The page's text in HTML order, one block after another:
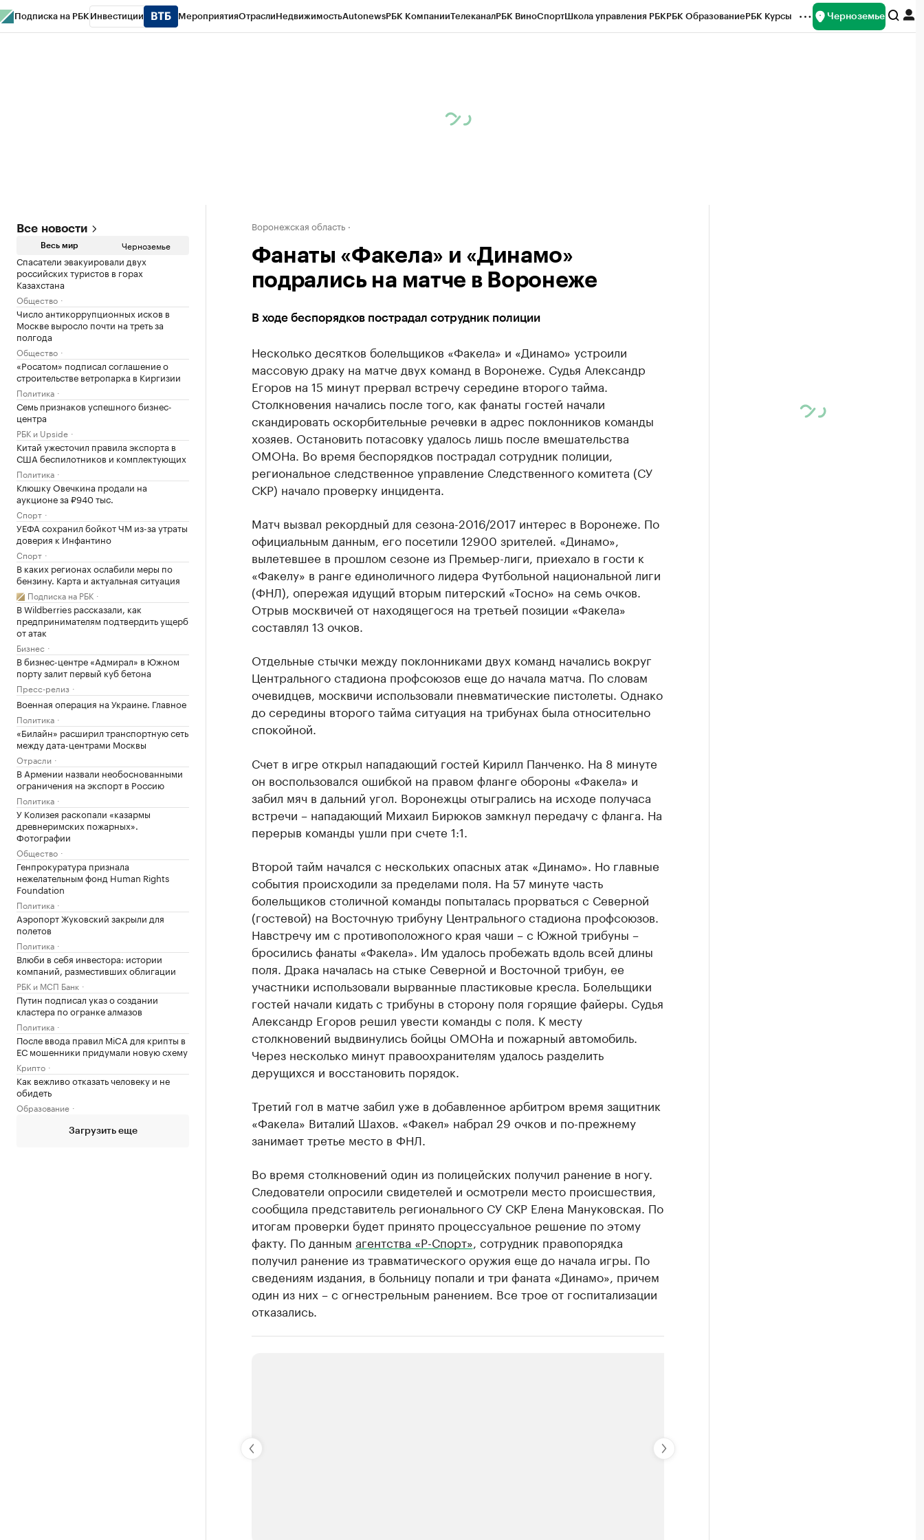
Подписка на РБК Инвестиции МероприятияОтраслиНедвижимостьAutonewsРБК КомпанииТелеканалРБК ВиноСпортШкола управления РБКРБК ОбразованиеРБК Курсы Черноземье
Все новости
Весь мир Черноземье
Спасатели эвакуировали двух
российских туристов в горах
Казахстана
Общество
Число антикоррупционных исков в
Москве выросло почти на треть за
полгода
Общество
«Росатом» подписал соглашение о
строительстве ветропарка в Киргизии
Политика
Семь признаков успешного бизнес-
центра
РБК и Upside
Китай ужесточил правила экспорта в
США беспилотников и комплектующих
Политика
Клюшку Овечкина продали на
аукционе за ₽940 тыс.
Спорт
УЕФА сохранил бойкот ЧМ из-за утраты
доверия к Инфантино
Спорт
В каких регионах ослабили меры по
бензину. Карта и актуальная ситуация
Подписка на РБК
В Wildberries рассказали, как
предпринимателям подтвердить ущерб
от атак
Бизнес
В бизнес-центре «Адмирал» в Южном
порту залит первый куб бетона
Пресс-релиз
Военная операция на Украине. Главное
Политика
«Билайн» расширил транспортную сеть
между дата-центрами Москвы
Отрасли
В Армении назвали необоснованными
ограничения на экспорт в Россию
Политика
У Колизея раскопали «казармы
древнеримских пожарных».
Фотографии
Общество
Генпрокуратура признала
нежелательным фонд Human Rights
Foundation
Политика
Аэропорт Жуковский закрыли для
полетов
Политика
Влюби в себя инвестора: истории
компаний, разместивших облигации
РБК и МСП Банк
Путин подписал указ о создании
кластера по огранке алмазов
Политика
После ввода правил MiCA для крипты в
ЕС мошенники придумали новую схему
Крипто
Как вежливо отказать человеку и не
обидеть
Образование
Загрузить еще
Воронежская область
Фанаты «Факела» и «Динамо»
подрались на матче в Воронеже
В ходе беспорядков пострадал сотрудник полиции
Несколько десятков болельщиков «Факела» и «Динамо» устроили
массовую драку на матче двух команд в Воронеже. Судья Александр
Егоров на 15 минут прервал встречу середине второго тайма.
Столкновения начались после того, как фанаты гостей начали
скандировать оскорбительные речевки в адрес поклонников команды
хозяев. Остановить потасовку удалось лишь после вмешательства
ОМОНа. Во время беспорядков пострадал сотрудник полиции,
региональное следственное управление Следственного комитета (СУ
СКР) начало проверку инцидента.
Матч вызвал рекордный для сезона-2016/2017 интерес в Воронеже. По
официальным данным, его посетили 12900 зрителей. «Динамо»,
вылетевшее в прошлом сезоне из Премьер-лиги, приехало в гости к
«Факелу» в ранге единоличного лидера Футбольной национальной лиги
(ФНЛ), опережая идущий вторым питерский «Тосно» на семь очков.
Отрыв москвичей от находящегося на третьей позиции «Факела»
составлял 13 очков.
Отдельные стычки между поклонниками двух команд начались вокруг
Центрального стадиона профсоюзов еще до начала матча. По словам
очевидцев, москвичи использовали пневматические пистолеты. Однако
до середины второго тайма ситуация на трибунах была относительно
спокойной.
Счет в игре открыл нападающий гостей Кирилл Панченко. На 8 минуте
он воспользовался ошибкой на правом фланге обороны «Факела» и
забил мяч в дальний угол. Воронежцы отыгрались на исходе получаса
встречи – нападающий Михаил Бирюков замкнул передачу с фланга. На
перерыв команды ушли при счете 1:1.
Второй тайм начался с нескольких опасных атак «Динамо». Но главные
события происходили за пределами поля. На 57 минуте часть
болельщиков столичной команды попыталась прорваться с Северной
(гостевой) на Восточную трибуну Центрального стадиона профсоюзов.
Навстречу им с противоположного края чаши – с Южной трибуны –
бросились фанаты «Факела». Им удалось пробежать вдоль всей длины
поля. Драка началась на стыке Северной и Восточной трибун, ее
участники использовали вырванные пластиковые кресла. Болельщики
гостей начали кидать с трибуны в сторону поля горящие файеры. Судья
Александр Егоров решил увести команды с поля. К месту
столкновений выдвинулись бойцы ОМОНа и пожарный автомобиль.
Через несколько минут правоохранителям удалось разделить
дерущихся и восстановить порядок.
Третий гол в матче забил уже в добавленное арбитром время защитник
«Факела» Виталий Шахов. «Факел» набрал 29 очков и по-прежнему
занимает третье место в ФНЛ.
Во время столкновений один из полицейских получил ранение в ногу.
Следователи опросили свидетелей и осмотрели место происшествия,
сообщила представитель регионального СУ СКР Елена Мануковская. По
итогам проверки будет принято процессуальное решение по этому
факту. По данным агентства «Р-Спорт» , сотрудник правопорядка
получил ранение из травматического оружия еще до начала игры. По
сведениям издания, в больницу попали и три фаната «Динамо», причем
один из них – с огнестрельным ранением. Все трое от госпитализации
отказались.